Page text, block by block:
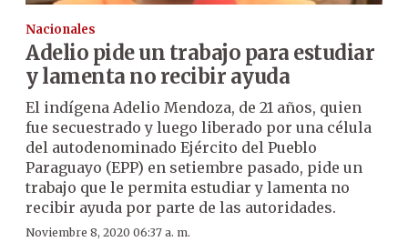
Nacionales
Adelio pide un trabajo para estudiar
y lamenta no recibir ayuda
El indígena Adelio Mendoza, de 21 años, quien
fue secuestrado y luego liberado por una célula
del autodenominado Ejército del Pueblo
Paraguayo (EPP) en setiembre pasado, pide un
trabajo que le permita estudiar y lamenta no
recibir ayuda por parte de las autoridades.
Noviembre 8, 2020 06:37 a. m.